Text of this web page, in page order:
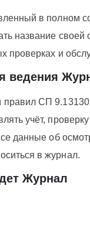
в полном
название своей
проверках и
ведения
СП 9.13130
учёт,
данные об
в журнал.
Журнал